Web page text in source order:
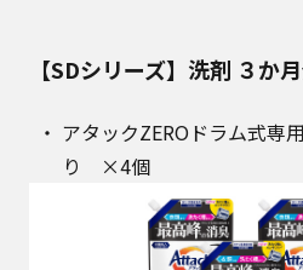
【SDシリーズ】洗剤 ３か
アタックZEROドラム式専
り ×4個